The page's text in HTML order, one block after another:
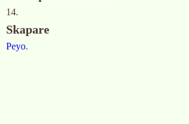
14.
Skapare
Peyo.